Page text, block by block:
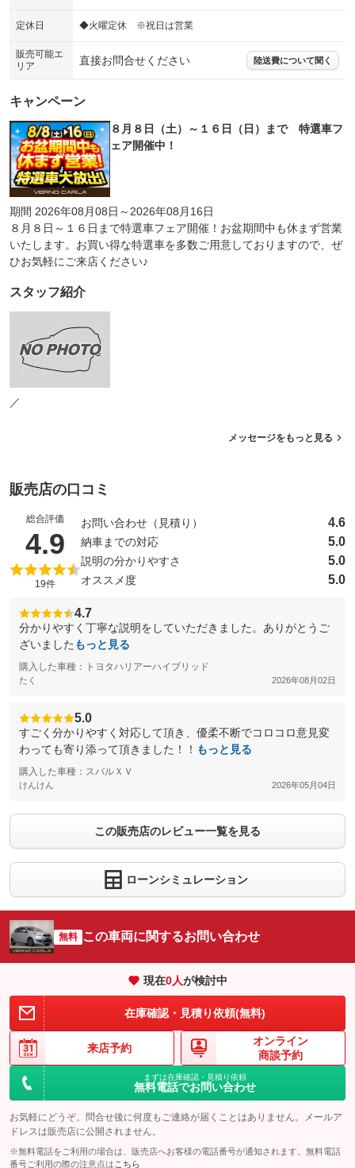
定休日 ◆火曜定休 ※祝日は営業
販売可能エ
リア
直接お問合せください 陸送費について聞く
キャンペーン
８月８日（土）～１６日（日）まで 特選車フ
ェア開催中！
期間 2026年08月08日～2026年08月16日
８月８日～１６日まで特選車フェア開催！お盆期間中も休まず営業
いたします。お買い得な特選車を多数ご用意しておりますので、ぜ
ひお気軽にご来店ください♪
スタッフ紹介
／
メッセージをもっと見る
販売店の口コミ
総合評価
4.9 （5点満点中）
19件
お問い合わせ（見積り） 4.6
納車までの対応 5.0
説明の分かりやすさ 5.0
オススメ度 5.0
4.7
分かりやすく丁寧な説明をしていただきました。ありがとうご
ざいました もっと見る
購入した車種：トヨタハリアーハイブリッド
たく 2026年08月02日
5.0
すごく分かりやすく対応して頂き、優柔不断でコロコロ意見変
わっても寄り添って頂きました！！ もっと見る
購入した車種：スバルＸＶ
けんけん 2026年05月04日
この販売店のレビュー一覧を見る
ローンシミュレーション
無料 この車両に関するお問い合わせ
現在0人が検討中
在庫確認・見積り依頼(無料)
来店予約
オンライン
商談予約
まずは在庫確認・見積り依頼
無料電話でお問い合わせ
お気軽にどうぞ。問合せ後に何度もご連絡が届くことはありません。メールア
ドレスは販売店に公開されません。
※無料電話をご利用の場合は、販売店へお客様の電話番号が通知されます。無料電話
番号ご利用の際の注意点は こちら